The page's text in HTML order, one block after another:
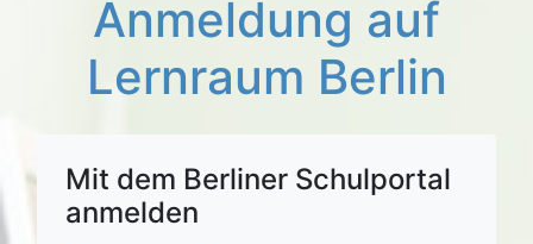
Anmeldung auf
Lernraum Berlin
Mit dem Berliner Schulportal
anmelden